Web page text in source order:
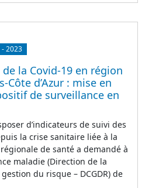
-2023
la Covid-19 en région
Côte d’Azur : mise en
de surveillance en
d’indicateurs de suivi des
la crise sanitaire liée à la
régionale de santé a demandé à
maladie (Direction de la
du risque – DCGDR) de